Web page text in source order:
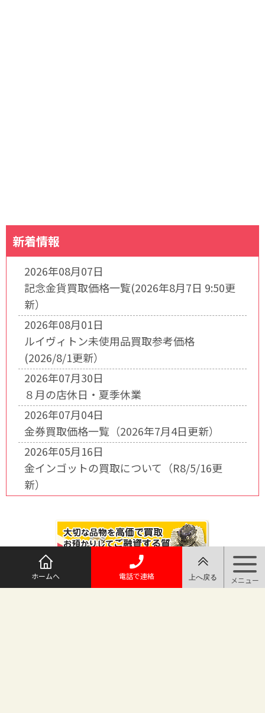
新着情報
2026年08月07日
記念金貨買取価格一覧(2026年8月7日 9:50更
新）
2026年08月01日
ルイヴィトン未使用品買取参考価格
(2026/8/1更新）
2026年07月30日
８月の店休日・夏季休業
2026年07月04日
金券買取価格一覧（2026年7月4日更新）
2026年05月16日
金インゴットの買取について（R8/5/16更
新）
ホームへ 電話で連絡